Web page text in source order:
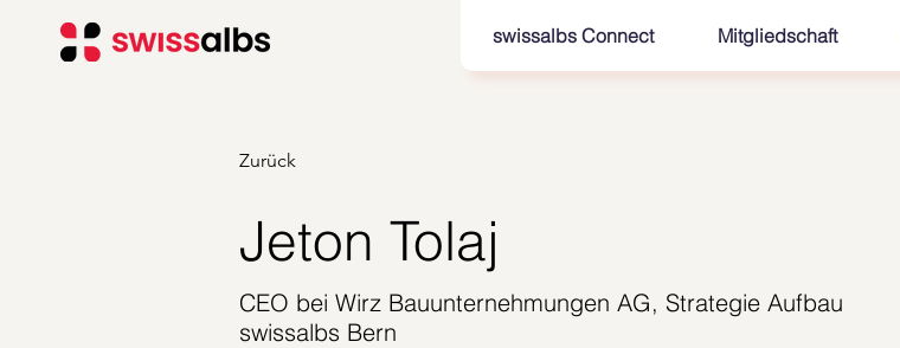
swissalbs Connect Mitgliedschaft
Zurück
Jeton Tolaj
CEO bei Wirz Bauunternehmungen AG, Strategie Aufbau
swissalbs Bern